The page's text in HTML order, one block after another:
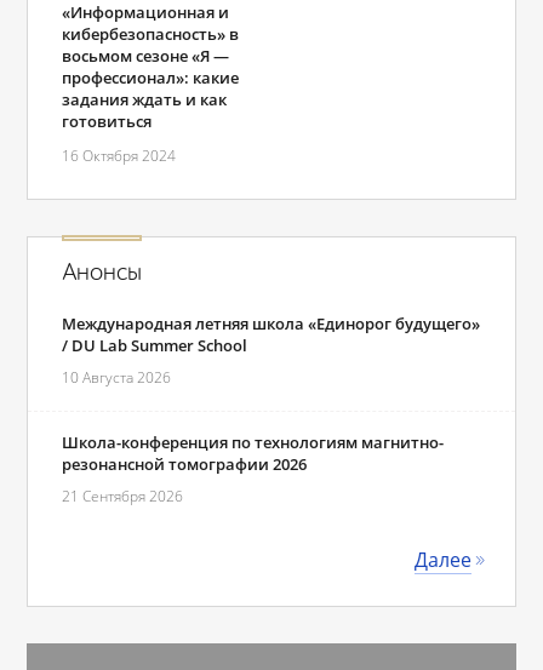
«Информационная и
кибербезопасность» в
восьмом сезоне «Я ―
профессионал»: какие
задания ждать и как
готовиться
16 Октября 2024
Анонсы
Международная летняя школа «Единорог будущего»
/ DU Lab Summer School
10 Августа 2026
Школа-конференция по технологиям магнитно-
резонансной томографии 2026
21 Сентября 2026
Далее